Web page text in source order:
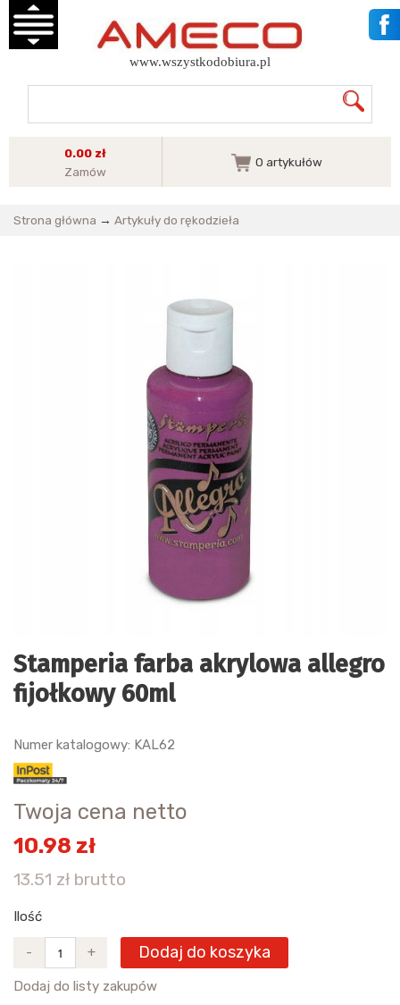
www.wszystkodobiura.pl
0.00 zł
Zamów
0 artykułów
Strona główna → Artykuły do rękodzieła
Stamperia farba akrylowa allegro
fijołkowy 60ml
Numer katalogowy: KAL62
Twoja cena netto
10.98 zł
13.51 zł brutto
Ilość
- + Dodaj do koszyka
Dodaj do listy zakupów